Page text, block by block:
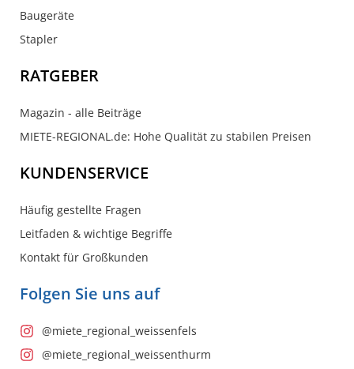
Baugeräte
Stapler
RATGEBER
Magazin - alle Beiträge
MIETE-REGIONAL.de: Hohe Qualität zu stabilen Preisen
KUNDENSERVICE
Häufig gestellte Fragen
Leitfaden & wichtige Begriffe
Kontakt für Großkunden
Folgen Sie uns auf
@miete_regional_weissenfels
@miete_regional_weissenthurm